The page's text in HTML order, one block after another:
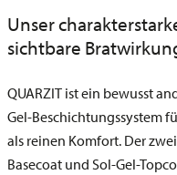
Unser
sichtbare
QUARZIT ist ein bewusst
Gel-Beschichtungssystem
als reinen Komfort. Der
Basecoat und Sol-Gel-